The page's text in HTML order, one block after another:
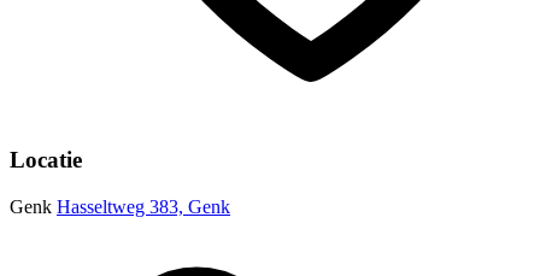
Locatie
Genk Hasseltweg 383, Genk